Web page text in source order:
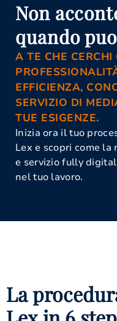
Non
quando
A TE CHE
EFFICIENZA,
SERVIZIO DI
TUE ESIGENZE.
Inizia ora il tuo
Lex e scopri come
e servizio fully
nel tuo lavoro.
La